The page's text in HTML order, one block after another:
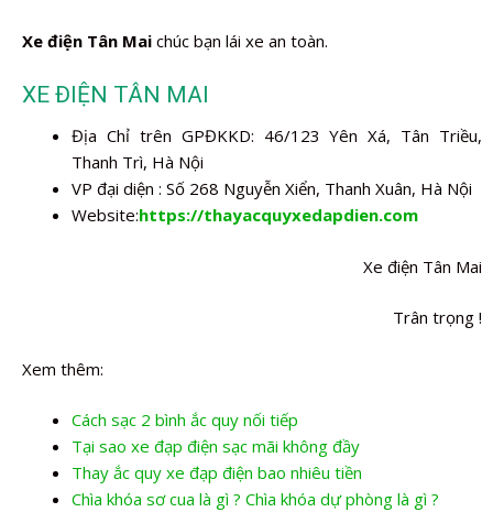
Xe điện Tân Mai chúc bạn lái xe an toàn.
XE ĐIỆN TÂN MAI
Địa Chỉ trên GPĐKKD: 46/123 Yên Xá, Tân Triều,
Thanh Trì, Hà Nội
VP đại diện : Số 268 Nguyễn Xiển, Thanh Xuân, Hà Nội
Website:https://thayacquyxedapdien.com
Xe điện Tân Mai
Trân trọng !
Xem thêm:
Cách sạc 2 bình ắc quy nối tiếp
Tại sao xe đạp điện sạc mãi không đầy
Thay ắc quy xe đạp điện bao nhiêu tiền
Chìa khóa sơ cua là gì ? Chìa khóa dự phòng là gì ?